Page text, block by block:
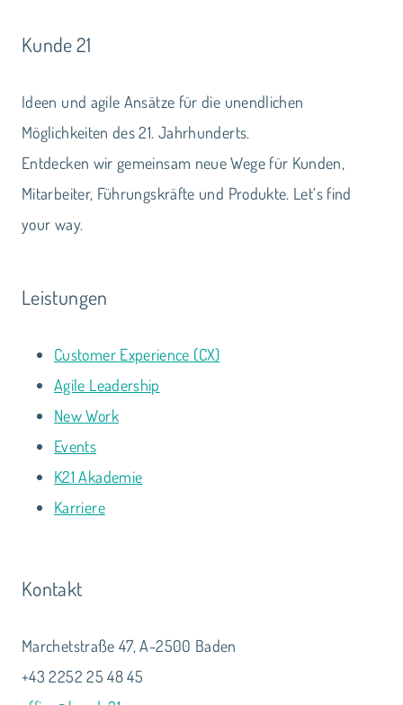
Kunde 21
Ideen und agile Ansätze für die unendlichen
Möglichkeiten des 21. Jahrhunderts.
Entdecken wir gemeinsam neue Wege für Kunden,
Mitarbeiter, Führungskräfte und Produkte. Let‘s find
your way.
Leistungen
Customer Experience (CX)
Agile Leadership
New Work
Events
K21 Akademie
Karriere
Kontakt
Marchetstraße 47, A-2500 Baden
+43 2252 25 48 45